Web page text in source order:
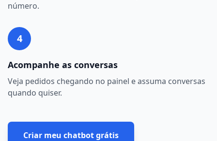
número.
4
Acompanhe as conversas
Veja pedidos chegando no painel e assuma conversas
quando quiser.
Criar meu chatbot grátis